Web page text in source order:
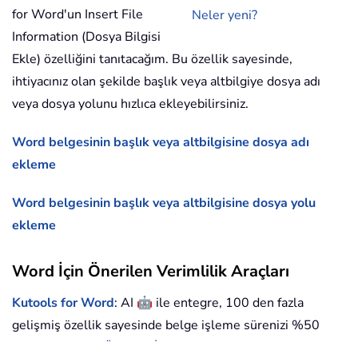
Neler yeni?
for Word'un Insert File
Information (Dosya Bilgisi
Ekle) özelliğini tanıtacağım. Bu özellik sayesinde,
ihtiyacınız olan şekilde başlık veya altbilgiye dosya adı
veya dosya yolunu hızlıca ekleyebilirsiniz.
Word belgesinin başlık veya altbilgisine dosya adı
ekleme
Word belgesinin başlık veya altbilgisine dosya yolu
ekleme
Word İçin Önerilen Verimlilik Araçları
Kutools for Word: AI 🤖 ile entegre, 100 den fazla
gelişmiş özellik sayesinde belge işleme sürenizi %50